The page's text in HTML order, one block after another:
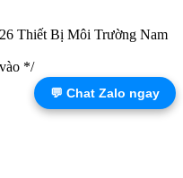
Thiết Bị Môi Trường Nam
*/
💬 Chat Zalo ngay